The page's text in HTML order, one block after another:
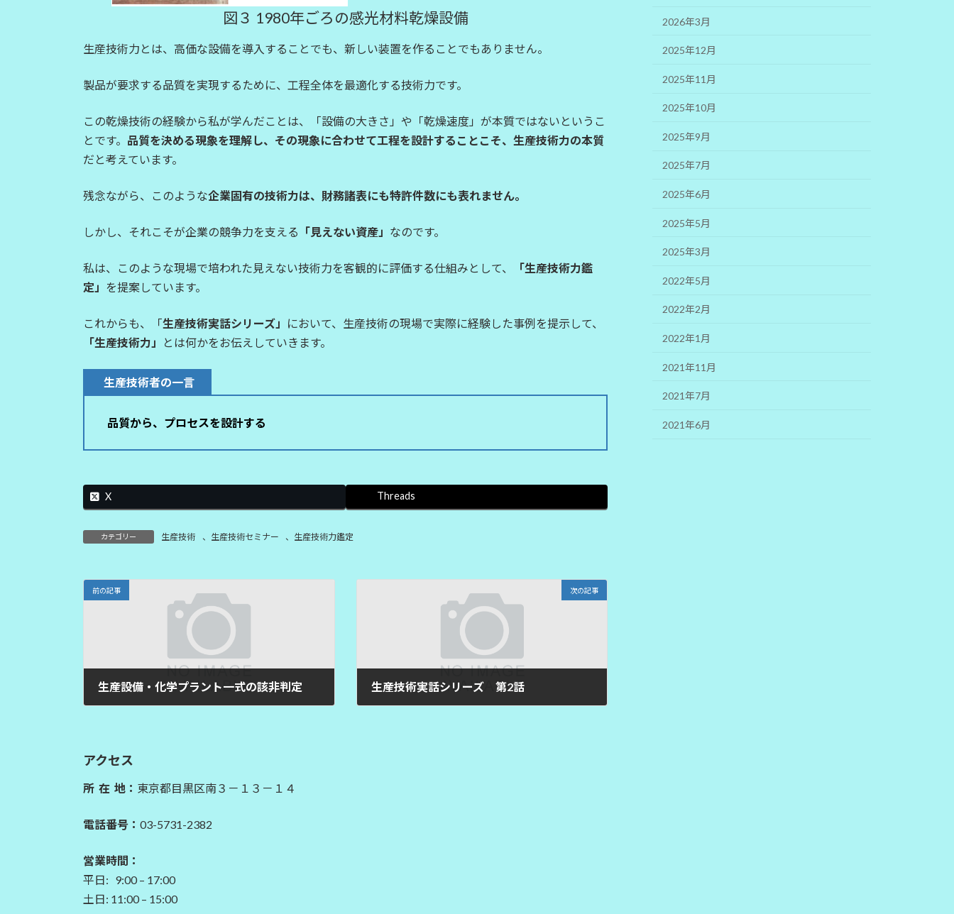
図３ 1980年ごろの感光材料乾燥設備
生産技術力とは、高価な設備を導入することでも、新しい装置を作ることでもありません。
製品が要求する品質を実現するために、工程全体を最適化する技術力です。
この乾燥技術の経験から私が学んだことは、「設備の大きさ」や「乾燥速度」が本質ではないというこ
とです。 品質を決める現象を理解し、その現象に合わせて工程を設計することこそ、生産技術力の本質
だと考えています。
残念ながら、このような企業固有の技術力は、財務諸表にも特許件数にも表れません。
しかし、それこそが企業の競争力を支える 「見えない資産」 なのです。
私は、このような現場で培われた見えない技術力を客観的に評価する仕組みとして、
「生産技術力鑑
定」
を提案しています。
これからも、「生産技術実話シリーズ」
において、生産技術の現場で実際に経験した事例を提示して、
「生産技術力」
とは何かをお伝えしていきます。
生産技術者の一言
品質から、プロセスを設計する
X Threads
カテゴリー 生産技術 、 生産技術セミナー 、 生産技術力鑑定
前の記事
生産設備・化学プラント一式の該非判定
次の記事
生産技術実話シリーズ 第2話
2026年3月
2025年12月
2025年11月
2025年10月
2025年9月
2025年7月
2025年6月
2025年5月
2025年3月
2022年5月
2022年2月
2022年1月
2021年11月
2021年7月
2021年6月
アクセス
所 在 地： 東京都目黒区南３－１３－１４
電話番号： 03-5731-2382
営業時間：
平日: 9:00 – 17:00
土日: 11:00 – 15:00